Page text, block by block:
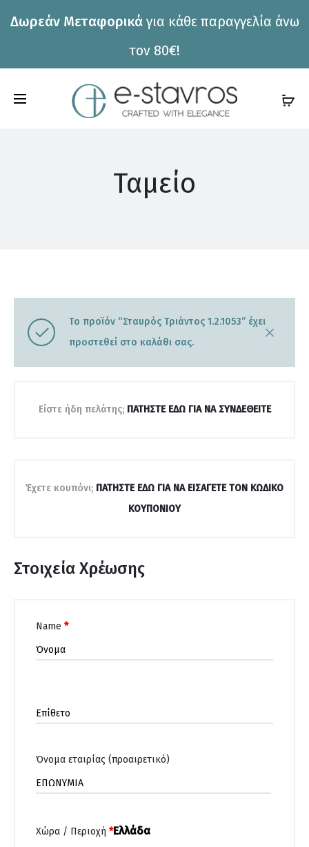
Δωρεάν Μεταφορικάγια κάθε παραγγελία άνω
τον 80€!
Ταμείο
Το προϊόν “Σταυρός Τριάντος 1.2.1053” έχει
προστεθεί στο καλάθι σας.
Είστε ήδη πελάτης; ΠΑΤΉΣΤΕ ΕΔΏ ΓΙΑ ΝΑ ΣΥΝΔΕΘΕΊΤΕ
Έχετε κουπόνι; ΠΑΤΉΣΤΕ ΕΔΏ ΓΙΑ ΝΑ ΕΙΣΆΓΕΤΕ ΤΟΝ ΚΩΔΙΚΌ
ΚΟΥΠΟΝΙΟΎ
Στοιχεία Χρέωσης
Name *
Όνομα εταιρίας (προαιρετικό)
Χώρα / Περιοχή *Ελλάδα